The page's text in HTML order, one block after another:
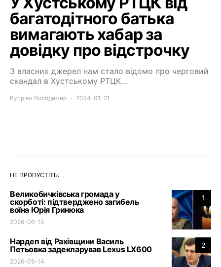
багатодітного батька
вимагають хабар за
довідку про відстрочку
З власних джерел нам стало відомо про черговий
скандал в Хустському РТЦК…
Купріян Володимир 2024-01-21
НЕ ПРОПУСТІТЬ:
1
Великобичківська громада у
скорботі: підтверджено загибель
воїна Юрія Гринюка
2026-06-15
2
Нардеп від Рахівщини Василь
Петьовка задекларував Lexus LX600
2026-05-14